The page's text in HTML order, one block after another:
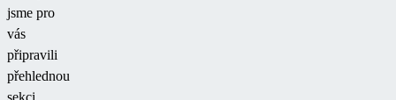
jsme pro
vás
připravili
přehlednou
sekci